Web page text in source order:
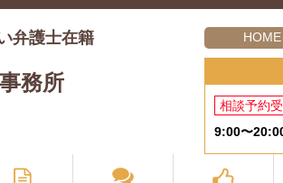
弁護士在籍
務所
HOME
相談予約
9:00〜